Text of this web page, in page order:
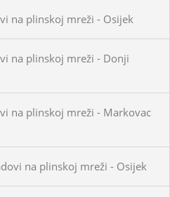
na plinskoj mreži - Osijek
na plinskoj mreži - Donji
na plinskoj mreži - Markovac
na plinskoj mreži - Osijek